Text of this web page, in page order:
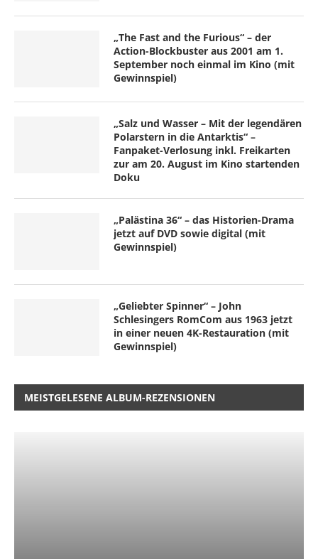
„The Fast and the Furious“ – der
Action-Blockbuster aus 2001 am 1.
September noch einmal im Kino (mit
Gewinnspiel)
„Salz und Wasser – Mit der legendären
Polarstern in die Antarktis“ –
Fanpaket-Verlosung inkl. Freikarten
zur am 20. August im Kino startenden
Doku
„Palästina 36“ – das Historien-Drama
jetzt auf DVD sowie digital (mit
Gewinnspiel)
„Geliebter Spinner“ – John
Schlesingers RomCom aus 1963 jetzt
in einer neuen 4K-Restauration (mit
Gewinnspiel)
MEISTGELESENE ALBUM-REZENSIONEN